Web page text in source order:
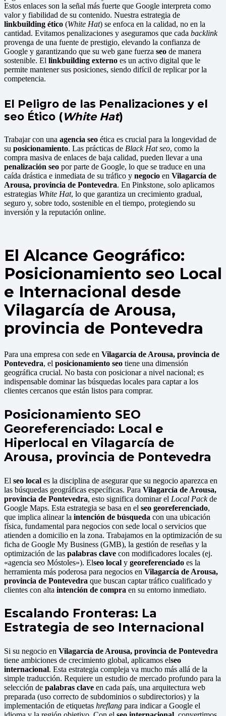
Estos enlaces son la señal más fuerte que Google interpreta como
valor y fiabilidad de su contenido. Nuestra estrategia de
linkbuilding ético (White Hat) se enfoca en la calidad, no en la
cantidad. Evitamos penalizaciones y aseguramos que cada backlink
provenga de una fuente de prestigio, elevando la confianza de
Google y garantizando que su web gane fuerza seo de manera
sostenible. El linkbuilding externo es un activo digital que le
permite mantener sus posiciones, siendo difícil de replicar por la
competencia.
El Peligro de las Penalizaciones y el
seo Ético (White Hat)
Trabajar con una agencia seo ética es crucial para la longevidad de
su posicionamiento. Las prácticas de Black Hat seo, como la
compra masiva de enlaces de baja calidad, pueden llevar a una
penalización seo por parte de Google, lo que se traduce en una
caída drástica e inmediata de su tráfico y negocio en Vilagarcía de
Arousa, provincia de Pontevedra. En Pinkstone, solo aplicamos
estrategias White Hat, lo que garantiza un crecimiento gradual,
seguro y, sobre todo, sostenible en el tiempo, protegiendo su
inversión y la reputación online.
El Alcance Geográfico:
Posicionamiento seo Local
e Internacional desde
Vilagarcía de Arousa,
provincia de Pontevedra
Para una empresa con sede en Vilagarcía de Arousa, provincia de
Pontevedra, el posicionamiento seo tiene una dimensión
geográfica crucial. No basta con posicionar a nivel nacional; es
indispensable dominar las búsquedas locales para captar a los
clientes cercanos que están listos para comprar.
Posicionamiento SEO
Georeferenciado: Local e
Hiperlocal en Vilagarcía de
Arousa, provincia de Pontevedra
El seo local es la disciplina de asegurar que su negocio aparezca en
las búsquedas geográficas específicas. Para Vilagarcía de Arousa,
provincia de Pontevedra, esto significa dominar el Local Packde
Google Maps. Esta estrategia se basa en el seo georeferenciado,
que implica alinear la intención de búsqueda con una ubicación
física, fundamental para negocios con sede local o servicios que
atienden a domicilio en la zona. Trabajamos en la optimización de su
ficha de Google My Business (GMB), la gestión de reseñas y la
optimización de las palabras clave con modificadores locales (ej.
«agencia seo Móstoles»). Elseo local y georeferenciado es la
herramienta más poderosa para negocios en Vilagarcía de Arousa,
provincia de Pontevedra que buscan captar tráfico cualificado y
clientes con alta intención de compra en su entorno inmediato.
Escalando Fronteras: La
Estrategia de seo Internacional
Si su negocio en Vilagarcía de Arousa, provincia de Pontevedra
tiene ambiciones de crecimiento global, aplicamos elseo
internacional. Esta estrategia compleja va mucho más allá de la
simple traducción. Requiere un estudio de mercado profundo para la
selección de palabras clave en cada país, una arquitectura web
preparada (uso correcto de subdominios o subdirectorios) y la
implementación de etiquetas hreflang para indicar a Google el